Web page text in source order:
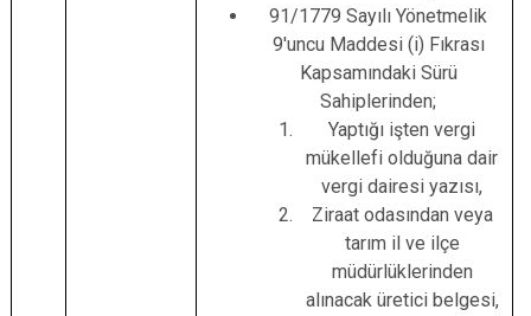
91/1779 Sayılı Yönetmelik
9'uncu Maddesi (i) Fıkrası
Kapsamındaki Sürü
Sahiplerinden;
Yaptığı işten vergi
mükellefi olduğuna dair
vergi dairesi yazısı,
Ziraat odasından veya
tarım il ve ilçe
müdürlüklerinden
alınacak üretici belgesi,